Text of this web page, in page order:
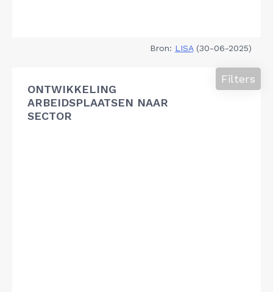
Bron: LISA(30-06-2025)
ONTWIKKELING
ARBEIDSPLAATSEN NAAR
SECTOR
Filters